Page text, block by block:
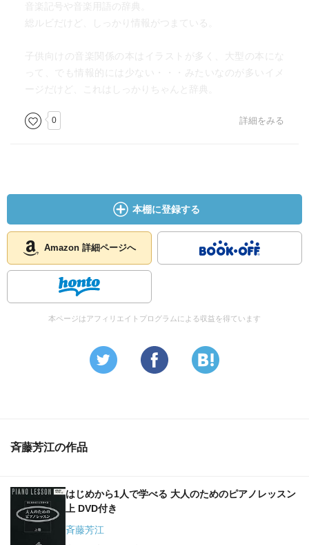
音楽記号や音楽用語の辞典。
総ルビだけど、しっかり情報がつまている。
子供向けの音楽関係の本はイラストが多く、大型の本にな
って、でも情報的には少ない・・・みたいなのが多いイメ
ージだけど、これはしっかりちゃんと辞典。
0 詳細をみる
本棚に登録する
Amazon 詳細ページへ
本ページはアフィリエイトプログラムによる収益を得ています
斉藤芳江の作品
はじめから1人で学べる 大人のためのピアノレッスン
上 DVD付き
斉藤芳江